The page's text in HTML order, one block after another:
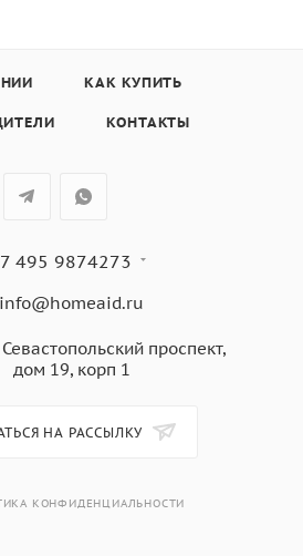
охлаждения,
решетка,
КАК КУПИТЬ
КОНТАКТЫ
495 9874273
info@homeaid.ru
проспект,
дом 19, корп 1
НА РАССЫЛКУ
КОНФИДЕНЦИАЛЬНОСТИ